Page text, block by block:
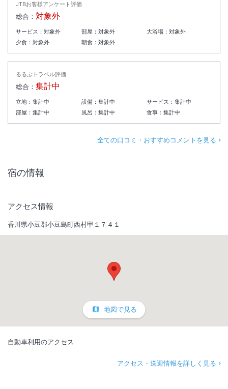
JTBお客様アンケート評価
総合： 対象外
サービス： 対象外 部屋： 対象外 大浴場：対象外
夕食： 対象外 朝食： 対象外
るるぶトラベル評価
総合： 集計中
立地： 集計中 設備： 集計中 サービス：集計中
部屋： 集計中 風呂： 集計中 食事：集計中
全ての口コミ・おすすめコメントを見る
宿の情報
アクセス情報
香川県小豆郡小豆島町西村甲１７４１
地図で見る
自動車利用のアクセス
アクセス・送迎情報を詳しく見る